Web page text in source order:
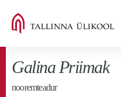
Galina Priimak
nooremteadur